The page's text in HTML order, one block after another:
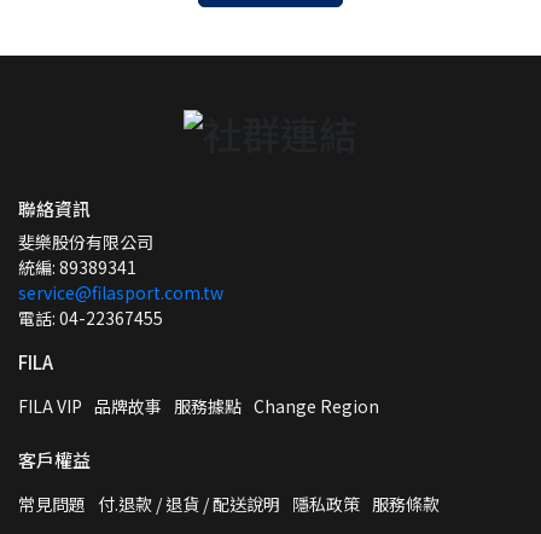
聯絡資訊
斐樂股份有限公司
統編: 89389341
service@filasport.com.tw
電話: 04-22367455
FILA
FILA VIP 品牌故事 服務據點 Change Region
客戶權益
常見問題 付.退款 / 退貨 / 配送說明 隱私政策 服務條款